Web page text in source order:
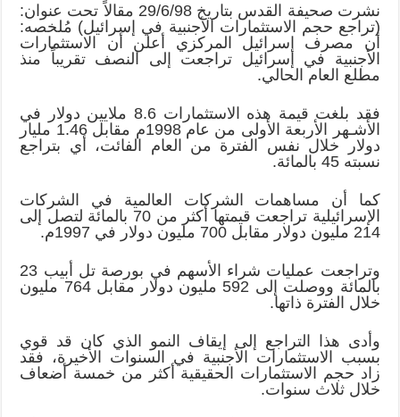
نشرت صحيفة القدس بتاريخ 29/6/98 مقالاً تحت عنوان:
(تراجع حجم الاستثمارات الأجنبية في إسرائيل) مُلخصه:
أن مصرف إسرائيل المركزي أعلن أن الاستثمارات
الأجنبية في إسرائيل تراجعت إلى النصف تقريباً منذ
مطلع العام الحالي.
فقد بلغت قيمة هذه الاستثمارات 8.6 ملايين دولار في
الأشـهر الأربعة الأولى من عام 1998م مقابل 1.46 مليار
دولار خلال نفس الفترة من العام الفائت، أي بتراجع
نسبته 45 بالمائة.
كما أن مساهمات الشركات العالمية في الشركات
الإسرائيلية تراجعت قيمتها أكثر من 70 بالمائة لتصل إلى
214 مليون دولار مقابل 700 مليون دولار في 1997م.
وتراجعت عمليات شراء الأسهم في بورصة تل أبيب 23
بالمائة ووصلت إلى 592 مليون دولار مقابل 764 مليون
خلال الفترة ذاتها.
وأدى هذا التراجع إلى إيقاف النمو الذي كان قد قوي
بسبب الاستثمارات الأجنبية في السنوات الأخيرة، فقد
زاد حجم الاستثمارات الحقيقية أكثر من خمسة أضعاف
خلال ثلاث سنوات.